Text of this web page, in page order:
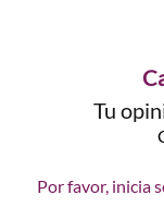
Tu
Por favor, inicia